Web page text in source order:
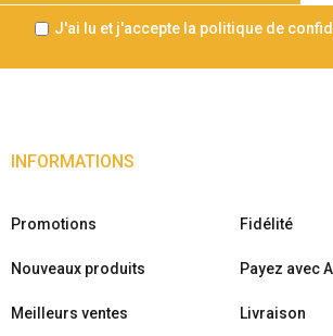
J'ai lu et j'accepte la politique de
INFORMATIONS
Promotions
Nouveaux produits
Meilleurs ventes
Fidélité
Payez avec
Livraison